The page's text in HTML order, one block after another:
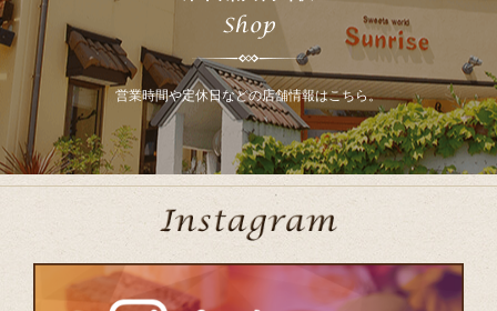
営業時間や定休日などの店舗情報はこちら。